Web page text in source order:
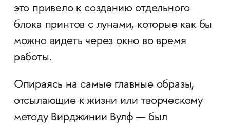
это привело к созданию отдельного
блока принтов с лунами, которые как бы
можно видеть через окно во время
работы.
Опираясь на самые главные образы,
отсылающие к жизни или творческому
методу Вирджинии Вулф — был